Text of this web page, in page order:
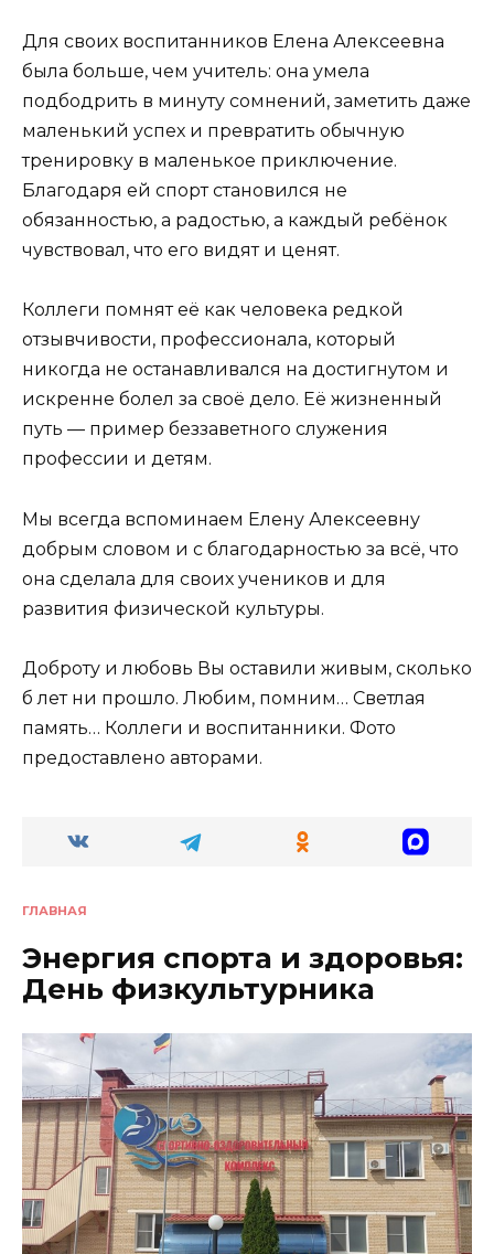
Для своих воспитанников Елена Алексеевна
была больше, чем учитель: она умела
подбодрить в минуту сомнений, заметить даже
маленький успех и превратить обычную
тренировку в маленькое приключение.
Благодаря ей спорт становился не
обязанностью, а радостью, а каждый ребёнок
чувствовал, что его видят и ценят.
Коллеги помнят её как человека редкой
отзывчивости, профессионала, который
никогда не останавливался на достигнутом и
искренне болел за своё дело. Её жизненный
путь — пример беззаветного служения
профессии и детям.
Мы всегда вспоминаем Елену Алексеевну
добрым словом и с благодарностью за всё, что
она сделала для своих учеников и для
развития физической культуры.
Доброту и любовь Вы оставили живым, сколько
б лет ни прошло. Любим, помним… Светлая
память… Коллеги и воспитанники. Фото
предоставлено авторами.
ГЛАВНАЯ
Энергия спорта и здоровья:
День физкультурника